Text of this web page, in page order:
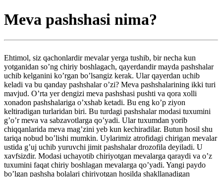
Meva pashshasi nima?
Ehtimol, siz qachonlardir mevalar yerga tushib, bir necha kun
yotganidan so’ng chiriy boshlagach, qayerdandir mayda pashshalar
uchib kelganini ko’rgan bo’lsangiz kerak. Ular qayerdan uchib
keladi va bu qanday pashshalar o’zi? Meva pashshalarining ikki turi
mavjud. O’rta yer dengizi meva pashshasi pushti va qora xolli
xonadon pashshalariga o’xshab ketadi. Bu eng ko’p ziyon
keltiradigan turlaridan biri. Bu turdagi pashshalar modasi tuxumini
g’o’r meva va sabzavotlarga qo’yadi. Ular tuxumdan yorib
chiqqanlarida meva mag’zini yeb kun kechiradilar. Butun hosil shu
tariqa nobud bo’lishi mumkin. Uylarimiz atrofidagi chirigan mevalar
ustida g’uj uchib yuruvchi jimit pashshalar drozofila deyiladi. U
xavfsizdir. Modasi uchayotib chiriyotgan mevalarga qaraydi va o’z
tuxumini faqat chiriy boshlagan mevalarga qo’yadi. Yangi paydo
bo’lgan pashsha bolalari chiriyotgan hosilda shakllanadigan